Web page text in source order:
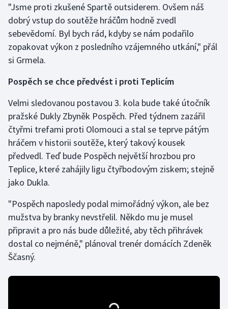
"Jsme proti zkušené Spartě outsiderem. Ovšem náš
dobrý vstup do soutěže hráčům hodně zvedl
sebevědomí. Byl bych rád, kdyby se nám podařilo
zopakovat výkon z posledního vzájemného utkání," přál
si Grmela.
Pospěch se chce předvést i proti Teplicím
Velmi sledovanou postavou 3. kola bude také útočník
pražské Dukly Zbyněk Pospěch. Před týdnem zazářil
čtyřmi trefami proti Olomouci a stal se teprve pátým
hráčem v historii soutěže, který takový kousek
předvedl. Teď bude Pospěch největší hrozbou pro
Teplice, které zahájily ligu čtyřbodovým ziskem; stejně
jako Dukla.
"Pospěch naposledy podal mimořádný výkon, ale bez
mužstva by branky nevstřelil. Někdo mu je musel
připravit a pro nás bude důležité, aby těch přihrávek
dostal co nejméně," plánoval trenér domácích Zdeněk
Ščasný.